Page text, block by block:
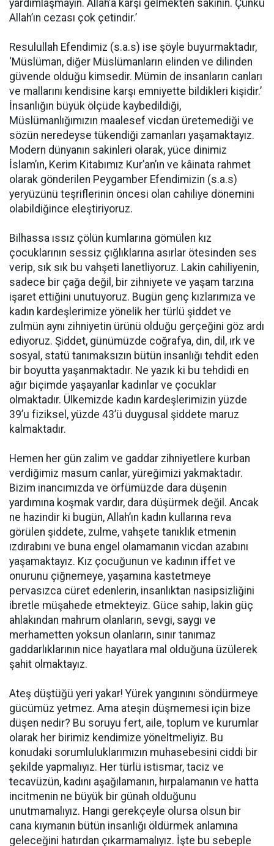
yardımlaşmayın. Allah’a karşı gelmekten sakının. Çünkü
Allah’ın cezası çok çetindir.’
Resulullah Efendimiz (s.a.s) ise şöyle buyurmaktadır,
‘Müslüman, diğer Müslümanların elinden ve dilinden
güvende olduğu kimsedir. Mümin de insanların canları
ve mallarını kendisine karşı emniyette bildikleri kişidir.’
İnsanlığın büyük ölçüde kaybedildiği,
Müslümanlığımızın maalesef vicdan üretemediği ve
sözün neredeyse tükendiği zamanları yaşamaktayız.
Modern dünyanın sakinleri olarak, yüce dinimiz
İslam’ın, Kerim Kitabımız Kur’an’ın ve kâinata rahmet
olarak gönderilen Peygamber Efendimizin (s.a.s)
yeryüzünü teşriflerinin öncesi olan cahiliye dönemini
olabildiğince eleştiriyoruz.
Bilhassa ıssız çölün kumlarına gömülen kız
çocuklarının sessiz çığlıklarına asırlar ötesinden ses
verip, sık sık bu vahşeti lanetliyoruz. Lakin cahiliyenin,
sadece bir çağa değil, bir zihniyete ve yaşam tarzına
işaret ettiğini unutuyoruz. Bugün genç kızlarımıza ve
kadın kardeşlerimize yönelik her türlü şiddet ve
zulmün aynı zihniyetin ürünü olduğu gerçeğini göz ardı
ediyoruz. Şiddet, günümüzde coğrafya, din, dil, ırk ve
sosyal, statü tanımaksızın bütün insanlığı tehdit eden
bir boyutta yaşanmaktadır. Ne yazık ki bu tehdidi en
ağır biçimde yaşayanlar kadınlar ve çocuklar
olmaktadır. Ülkemizde kadın kardeşlerimizin yüzde
39’u fiziksel, yüzde 43’ü duygusal şiddete maruz
kalmaktadır.
Hemen her gün zalim ve gaddar zihniyetlere kurban
verdiğimiz masum canlar, yüreğimizi yakmaktadır.
Bizim inancımızda ve örfümüzde dara düşenin
yardımına koşmak vardır, dara düşürmek değil. Ancak
ne hazindir ki bugün, Allah’ın kadın kullarına reva
görülen şiddete, zulme, vahşete tanıklık etmenin
ızdırabını ve buna engel olamamanın vicdan azabını
yaşamaktayız. Kız çocuğunun ve kadının iffet ve
onurunu çiğnemeye, yaşamına kastetmeye
pervasızca cüret edenlerin, insanlıktan nasipsizliğini
ibretle müşahede etmekteyiz. Güce sahip, lakin güç
ahlakından mahrum olanların, sevgi, saygı ve
merhametten yoksun olanların, sınır tanımaz
gaddarlıklarının nice hayatlara mal olduğuna üzülerek
şahit olmaktayız.
Ateş düştüğü yeri yakar! Yürek yangınını söndürmeye
gücümüz yetmez. Ama ateşin düşmemesi için bize
düşen nedir? Bu soruyu fert, aile, toplum ve kurumlar
olarak her birimiz kendimize yöneltmeliyiz. Bu
konudaki sorumluluklarımızın muhasebesini ciddi bir
şekilde yapmalıyız. Her türlü istismar, taciz ve
tecavüzün, kadını aşağılamanın, hırpalamanın ve hatta
incitmenin ne büyük bir günah olduğunu
unutmamalıyız. Hangi gerekçeyle olursa olsun bir
cana kıymanın bütün insanlığı öldürmek anlamına
geleceğini hatırdan çıkarmamalıyız. İşte bu sebeple